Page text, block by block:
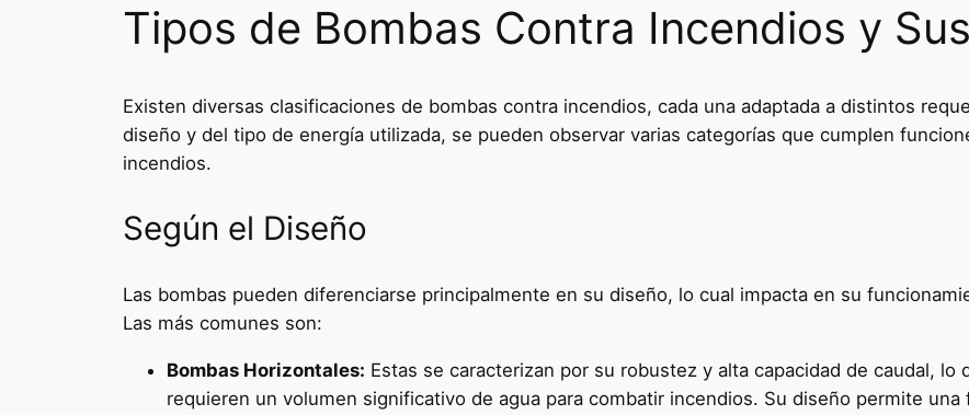
Tipos de Bombas Contra Incendios y
Existen diversas clasificaciones de bombas contra incendios, cada una adaptada a distintos
diseño y del tipo de energía utilizada, se pueden observar varias categorías que cumplen
incendios.
Según el Diseño
Las bombas pueden diferenciarse principalmente en su diseño, lo cual impacta en su
Las más comunes son:
Bombas Horizontales: Estas se caracterizan por su robustez y alta capacidad de caudal, lo
requieren un volumen significativo de agua para combatir incendios. Su diseño permite